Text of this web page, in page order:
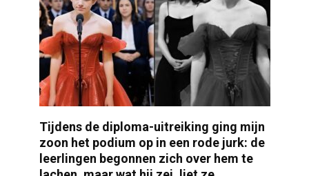
Tijdens de diploma-uitreiking ging mijn
zoon het podium op in een rode jurk: de
leerlingen begonnen zich over hem te